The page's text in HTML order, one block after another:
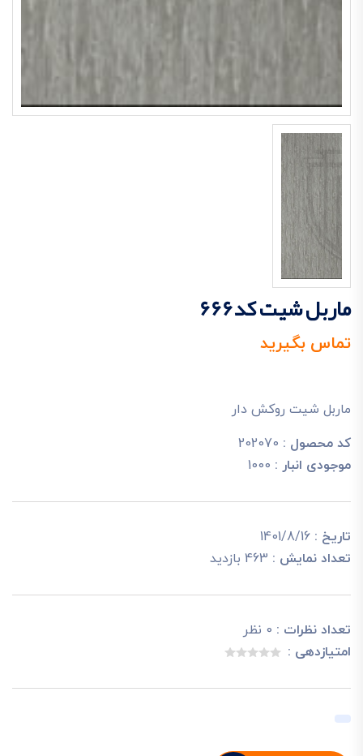
ماربل شیت کد666
تماس بگیرید
ماربل شیت روکش دار
کد محصول : 202070
موجودی انبار : 1000
تاریخ : 1401/8/16
تعداد نمایش : 463 بازدید
تعداد نظرات : 0 نظر
امتیازدهی :